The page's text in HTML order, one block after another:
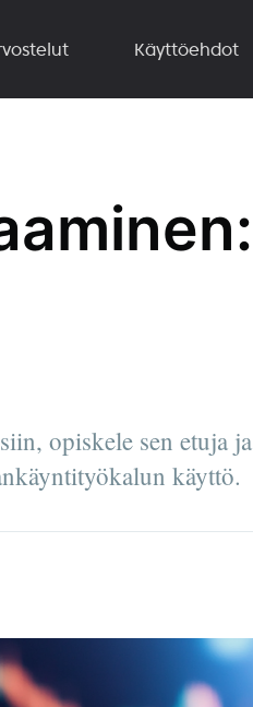
Käyttöehdot
opiskele sen etuja ja
käyttö.